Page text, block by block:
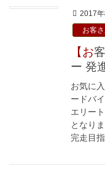
2017年
お客
【お客さん】スペシャライズド アレ
ー 発
お気に
ードバ
エリー
となり
完走目